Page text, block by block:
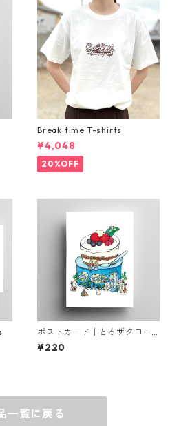
Break time T-shirts
¥4,048
20%OFF
ポストカード｜とろザクヨー
グルトパフェ
¥220
一覧に戻る